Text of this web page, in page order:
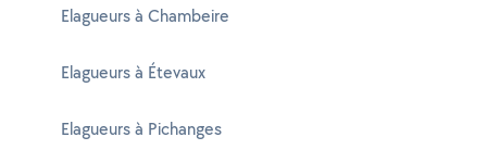
Elagueurs à Chambeire
Elagueurs à Étevaux
Elagueurs à Pichanges